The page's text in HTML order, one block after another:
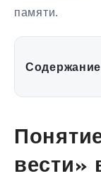
памяти.
Содержание
вести»